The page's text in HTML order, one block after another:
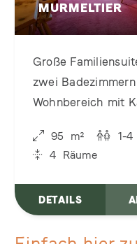
MURMELTIER
Große
zwei
Wohnbereich mit
1-4
95
m²
4 Räume
DETAILS